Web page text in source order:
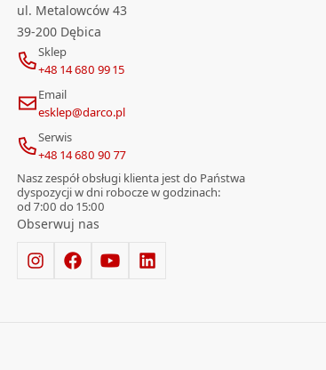
ul. Metalowców 43
39-200 Dębica
Sklep
+48 14 680 99 15
Email
esklep@darco.pl
Serwis
+48 14 680 90 77
Nasz zespół obsługi klienta jest do Państwa
dyspozycji w dni robocze w godzinach:
od 7:00 do 15:00
Obserwuj nas